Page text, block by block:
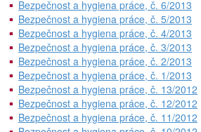
Bezpečnost a hygiena práce, č. 6/2013
Bezpečnost a hygiena práce, č. 5/2013
Bezpečnost a hygiena práce, č. 4/2013
Bezpečnost a hygiena práce, č. 3/2013
Bezpečnost a hygiena práce, č. 2/2013
Bezpečnost a hygiena práce, č. 1/2013
Bezpečnost a hygiena práce, č. 13/2012
Bezpečnost a hygiena práce, č. 12/2012
Bezpečnost a hygiena práce, č. 11/2012